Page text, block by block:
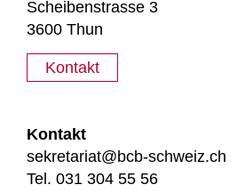
Scheibenstrasse 3
3600 Thun
Kontakt
Kontakt
sekretariat@bcb-schweiz.ch
Tel. 031 304 55 56